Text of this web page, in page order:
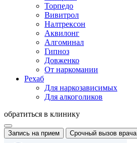
Торпедо
Вивитрол
Налтрексон
Аквилонг
Алгоминал
Гипноз
Довженко
От наркомании
Рехаб
Для наркозависимых
Для алкоголиков
обратиться в клинику
Запись на прием Срочный вызов врача